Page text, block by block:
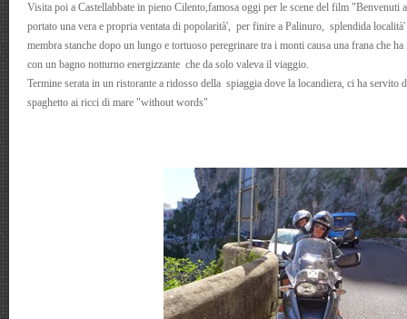
Visita poi a Castellabbate in pieno Cilento,famosa oggi per le scene del film "Benvenuti
portato una vera e propria ventata di popolarità', per finire a Palinuro, splendida località'
membra stanche dopo un lungo e tortuoso peregrinare tra i monti causa una frana che
con un bagno notturno energizzante che da solo valeva il viaggio.
Termine serata in un ristorante a ridosso della spiaggia dove la locandiera, ci ha servito
spaghetto ai ricci di mare "without words"